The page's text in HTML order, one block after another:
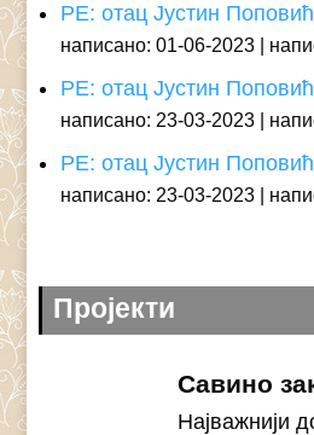
РЕ: отац Јустин Поповић
написано: 01-06-2023
РЕ: отац Јустин Поповић
написано: 23-03-2023
РЕ: отац Јустин Поповић
написано: 23-03-2023
Пројекти
Савино
Најважнији